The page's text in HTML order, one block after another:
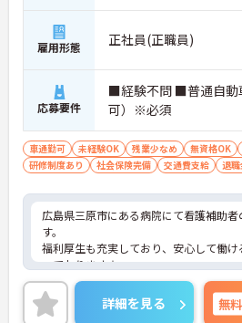
雇用形態 正社員(正職員)
応募要件
■経験不問 ■普通自動
可）※必須
車通勤可 未経験OK 残業少なめ 無資格OK
研修制度あり
社会保険完備 交通費支給 退職
広島県三原市にある病院にて看護補助者
す。
福利厚生も充実しており、安心して働け
っております☆
ご興味ある方には、面接対策ポイントな
詳細をお話しいたしますのでお気軽にご
い。
詳細を見る 無料